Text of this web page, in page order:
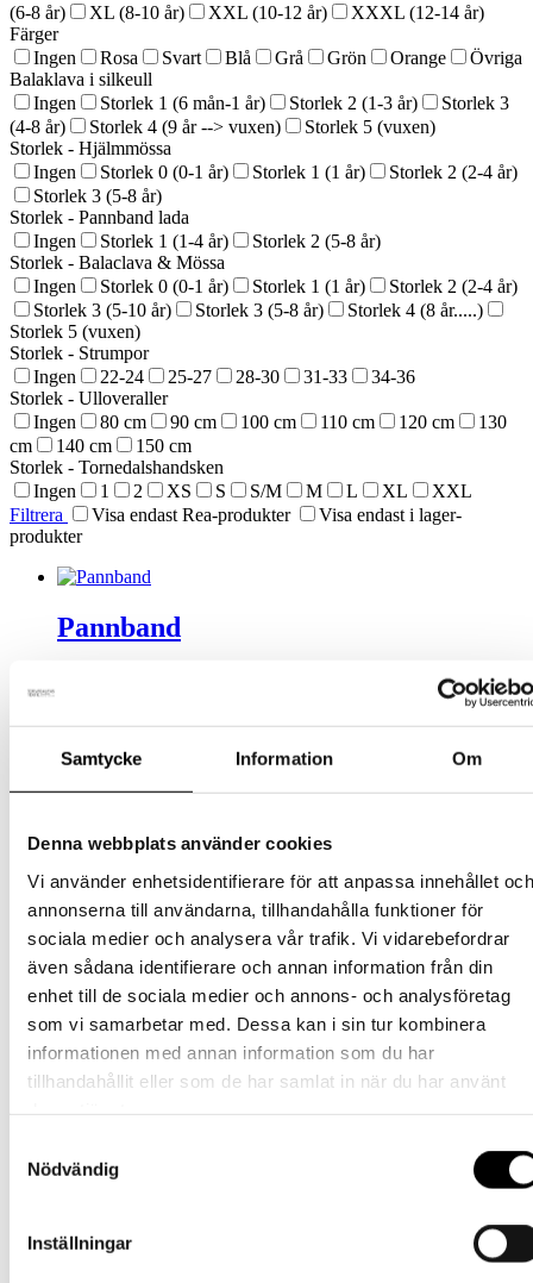
Samtycke Information Om
Denna webbplats använder cookies
Vi använder enhetsidentifierare för att anpassa innehållet och
annonserna till användarna, tillhandahålla funktioner för
sociala medier och analysera vår trafik. Vi vidarebefordrar
även sådana identifierare och annan information från din
enhet till de sociala medier och annons- och analysföretag
som vi samarbetar med. Dessa kan i sin tur kombinera
informationen med annan information som du har
tillhandahållit eller som de har samlat in när du har använt
Nödvändig
Inställningar
(6-8 år)
XL (8-10 år) XXL (10-12 år)
XXXL (12-14 år)
Färger
Ingen
Rosa Svart Blå Grå Grön Orange
Övriga
Balaklava i silkeull
Ingen
Storlek 1 (6 mån-1 år) Storlek 2 (1-3 år)
Storlek 3
(4-8 år)
Storlek 4 (9 år --> vuxen)
Storlek 5 (vuxen)
Storlek - Hjälmmössa
Ingen
Storlek 0 (0-1 år) Storlek 1 (1 år)
Storlek 2 (2-4 år)
Storlek 3 (5-8 år)
Storlek - Pannband lada
Ingen
Storlek 1 (1-4 år)
Storlek 2 (5-8 år)
Storlek - Balaclava & Mössa
Ingen
Storlek 0 (0-1 år) Storlek 1 (1 år)
Storlek 2 (2-4 år)
Storlek 3 (5-10 år)
Storlek 3 (5-8 år)
Storlek 4 (8 år.....)
Storlek 5 (vuxen)
Storlek - Strumpor
Ingen
22-24 25-27 28-30 31-33
34-36
Storlek - Ulloveraller
Ingen
80 cm 90 cm 100 cm 110 cm 120 cm
130
cm
140 cm
150 cm
Storlek - Tornedalshandsken
Ingen
1 2 XS S S/M M L XL
XXL
Filtrera
Visa endast Rea-produkter
Visa endast i lager-
produkter
Pannband
Tubhalsduk
Ullstrumpor
Mössa
Ullvantar
Outlet